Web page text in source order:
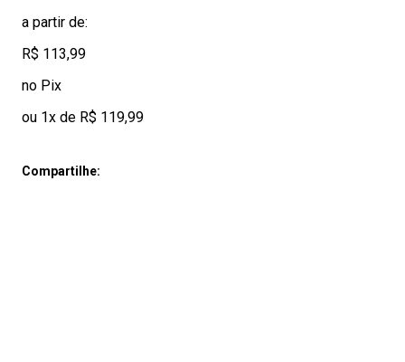
a partir de:
R$ 113,99
no Pix
ou 1x de R$ 119,99
Compartilhe: